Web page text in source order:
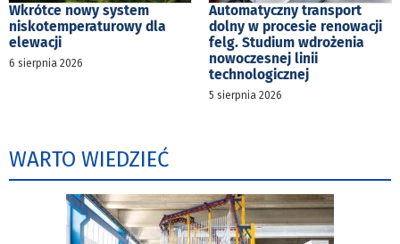
Wkrótce nowy system
niskotemperaturowy dla
elewacji
6 sierpnia 2026
Automatyczny transport
dolny w procesie renowacji
felg. Studium wdrożenia
nowoczesnej linii
technologicznej
5 sierpnia 2026
WARTO WIEDZIEĆ